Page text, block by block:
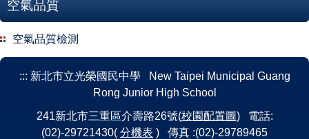
光榮園地
樂活書海
影片分享
空氣品質
空氣品質檢測
::: 新北市立光榮國民中學 New Taipei Municipal Guang
Rong Junior High School
241新北市三重區介壽路26號(校園配置圖) 電話:
(02)-29721430( 分機表 ) 傳真 :(02)-29789465